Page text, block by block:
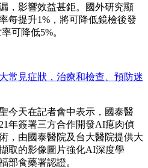
，影響效益甚鉅。國外研究顯
每提升1%，將可降低鏡檢後發
可降低5%。
常見症狀，治療和檢查、預防迷
今天在記者會中表示，國泰醫
年簽署三方合作開發AI瘜肉偵
，由國泰醫院及台大醫院提供大
取的影像圖片強化AI深度學
部食藥署認證。